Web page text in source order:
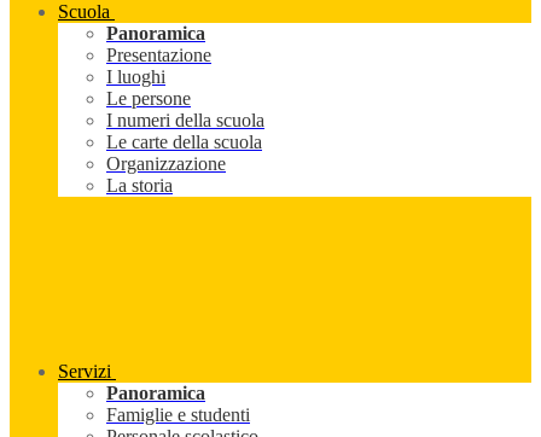
Scuola
Panoramica
Presentazione
I luoghi
Le persone
I numeri della scuola
Le carte della scuola
Organizzazione
La storia
Servizi
Panoramica
Famiglie e studenti